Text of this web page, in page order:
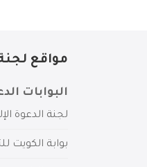
مواقع لجنة
البوابات
لجنة الدعوة
بوابة الكويت